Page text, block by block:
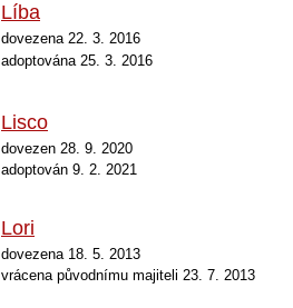
Líba
dovezena 22. 3. 2016
adoptována 25. 3. 2016
Lisco
dovezen 28. 9. 2020
adoptován 9. 2. 2021
Lori
dovezena 18. 5. 2013
vrácena původnímu majiteli 23. 7. 2013